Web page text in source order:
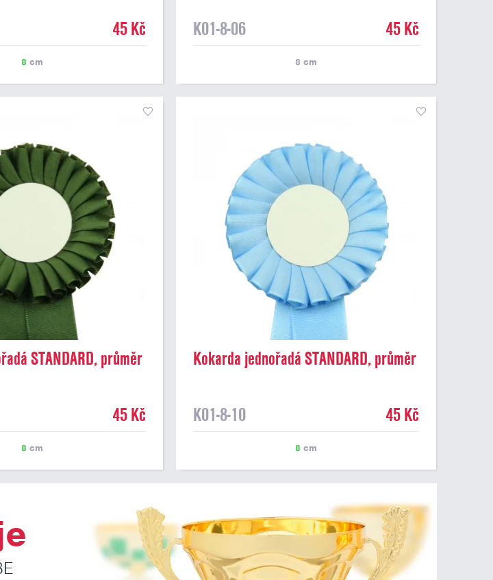
45 Kč
8 cm
K01-8-06
45 Kč
8 cm
STANDARD, průměr
45 Kč
8 cm
Kokarda jednořadá STANDARD, průměr
K01-8-10
45 Kč
8 cm